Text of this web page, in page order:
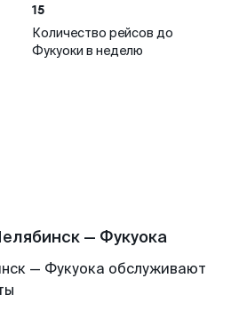
15
Количество рейсов до
Фукуоки в неделю
— Фукуока
— Фукуока обслуживают